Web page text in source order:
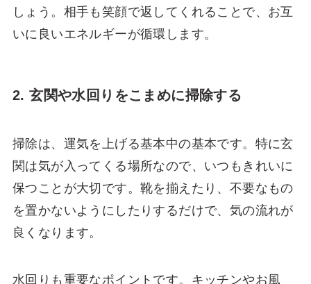
しょう。相手も笑顔で返してくれることで、お互
いに良いエネルギーが循環します。
2. 玄関や水回りをこまめに掃除する
掃除は、運気を上げる基本中の基本です。特に玄
関は気が入ってくる場所なので、いつもきれいに
保つことが大切です。靴を揃えたり、不要なもの
を置かないようにしたりするだけで、気の流れが
良くなります。
水回りも重要なポイントです。キッチンやお風